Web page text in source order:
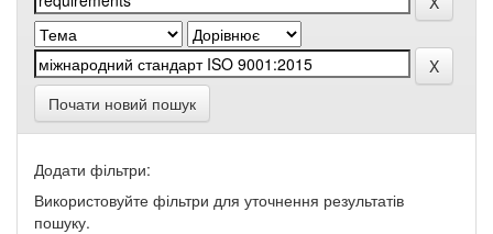
Почати новий пошук
Додати фільтри:
Використовуйте фільтри для уточнення результатів
пошуку.